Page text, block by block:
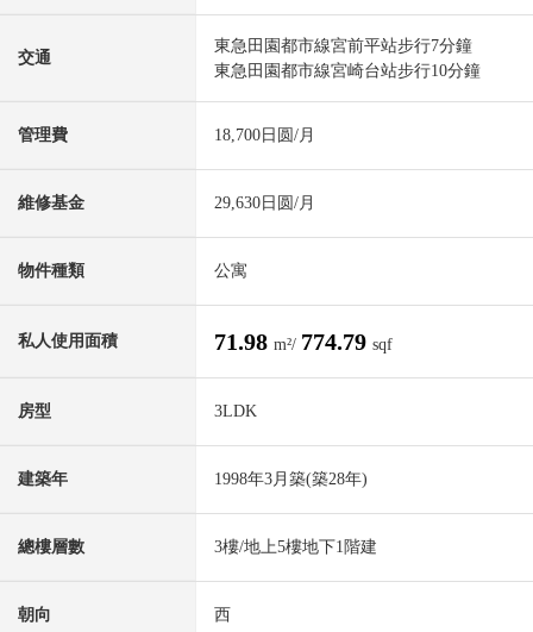
交通
東急田園都市線宮前平站步行7分鐘
東急田園都市線宮崎台站步行10分鐘
管理費 18,700日圆/月
維修基金 29,630日圆/月
物件種類 公寓
私人使用面積 71.98 m²/ 774.79 sqf
房型 3LDK
建築年 1998年3月築(築28年)
總樓層數 3樓/地上5樓地下1階建
朝向 西